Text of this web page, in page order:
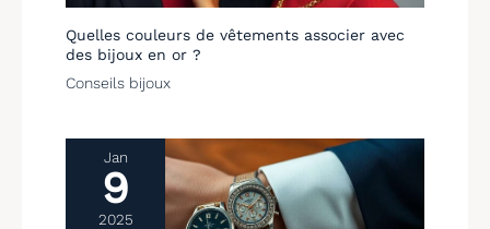
Quelles couleurs de vêtements associer avec
des bijoux en or ?
Conseils bijoux
Jan
9
2025